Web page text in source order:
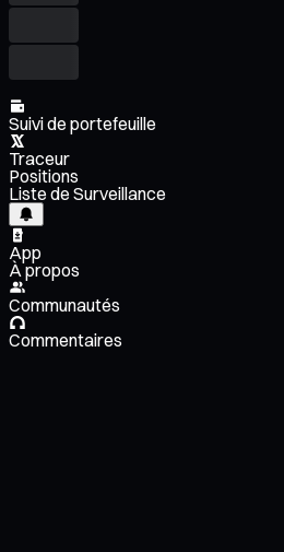
Suivi de portefeuille
Traceur
Positions
Liste de Surveillance
App
À propos
Communautés
Commentaires